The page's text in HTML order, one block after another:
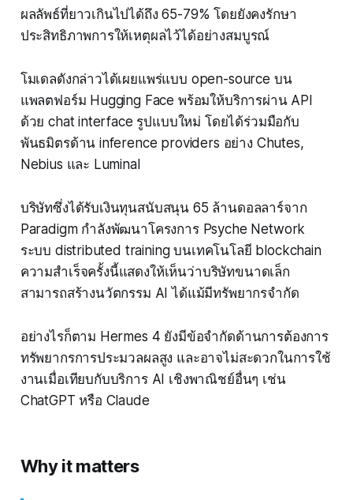
ผลลัพธ์ที่ยาวเกินไปได้ถึง 65-79% โดยยังคงรักษา
ประสิทธิภาพการให้เหตุผลไว้ได้อย่างสมบูรณ์
โมเดลดังกล่าวได้เผยแพร่แบบ open-source บน
แพลตฟอร์ม Hugging Face พร้อมให้บริการผ่าน API
ด้วย chat interface รูปแบบใหม่ โดยได้ร่วมมือกับ
พันธมิตรด้าน inference providers อย่าง Chutes,
Nebius และ Luminal
บริษัทซึ่งได้รับเงินทุนสนับสนุน 65 ล้านดอลลาร์จาก
Paradigm กำลังพัฒนาโครงการ Psyche Network
ระบบ distributed training บนเทคโนโลยี blockchain
ความสำเร็จครั้งนี้แสดงให้เห็นว่าบริษัทขนาดเล็ก
สามารถสร้างนวัตกรรม AI ได้แม้มีทรัพยากรจำกัด
อย่างไรก็ตาม Hermes 4 ยังมีข้อจำกัดด้านการต้องการ
ทรัพยากรการประมวลผลสูง และอาจไม่สะดวกในการใช้
งานเมื่อเทียบกับบริการ AI เชิงพาณิชย์อื่นๆ เช่น
ChatGPT หรือ Claude
Why it matters